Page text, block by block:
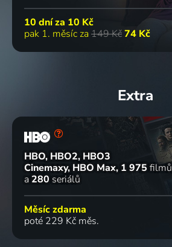
10 dní za 10 Kč
pak 1. měsíc za 149 Kč74 Kč
Extra
HBO, HBO2, HBO3
Cinemaxy, HBO Max 1 975 filmů
a 280 seriálů
Měsíc zdarma
poté 229 Kč měs.